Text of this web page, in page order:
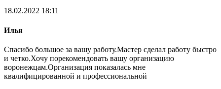
18.02.2022 18:11
Илья
Спасибо большое за вашу работу.Мастер сделал работу быстро
и четко.Хочу порекомендовать вашу организацию
воронежцам.Организация показалась мне
квалифицированной и профессиональной